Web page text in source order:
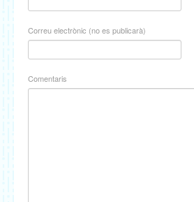
Correu electrònic (no es publicarà)
Comentaris